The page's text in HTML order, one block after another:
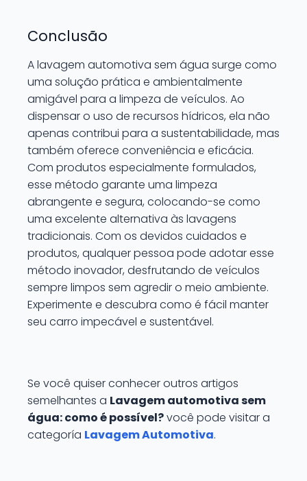
Conclusão
A lavagem automotiva sem água surge como
uma solução prática e ambientalmente
amigável para a limpeza de veículos. Ao
dispensar o uso de recursos hídricos, ela não
apenas contribui para a sustentabilidade, mas
também oferece conveniência e eficácia.
Com produtos especialmente formulados,
esse método garante uma limpeza
abrangente e segura, colocando-se como
uma excelente alternativa às lavagens
tradicionais. Com os devidos cuidados e
produtos, qualquer pessoa pode adotar esse
método inovador, desfrutando de veículos
sempre limpos sem agredir o meio ambiente.
Experimente e descubra como é fácil manter
seu carro impecável e sustentável.
Se você quiser conhecer outros artigos
semelhantes a Lavagem automotiva sem
água: como é possível?você pode visitar a
categoría Lavagem Automotiva.